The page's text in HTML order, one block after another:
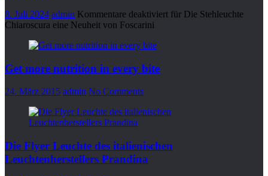
8. Juli 2024 admin Kommentare deaktiviert für Die Stehleuchte
Chiaroscura eine Neuheit von Foscarini
Get more nutrition in every bite
24. März 2015 admin No Comments
Die Flyer Leuchte des italienischen
Leuchtenherstellers Prandina